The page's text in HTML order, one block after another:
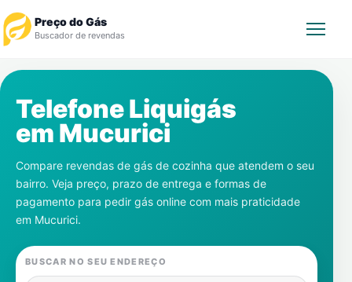
Preço do Gás
Buscador de revendas
Revendedor
Notícias
Cadastre-se
Gás
Telefone Liquigás
em Mucurici
Compare revendas de gás de cozinha que atendem o seu
bairro. Veja preço, prazo de entrega e formas de
pagamento para pedir gás online com mais praticidade
em Mucurici.
BUSCAR NO SEU ENDEREÇO